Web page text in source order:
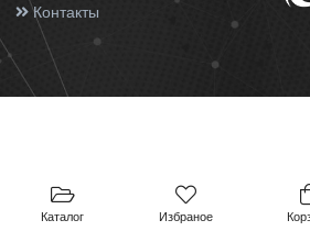
Каталог Избраное
Контакты